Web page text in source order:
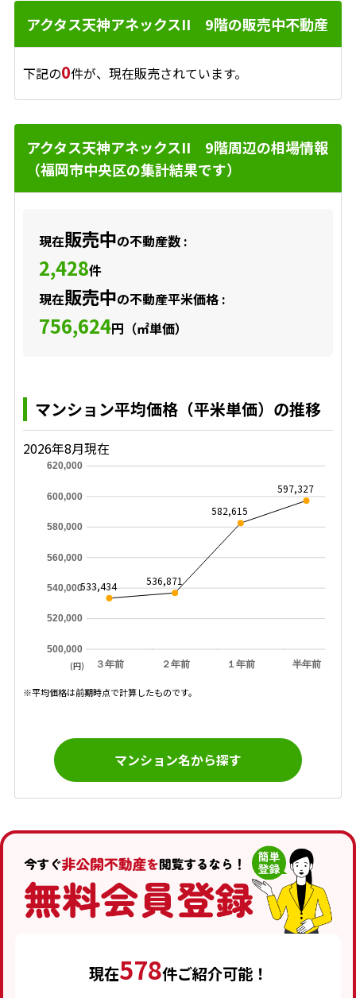
アクタス天神アネックスII 9階の販売中不動産
下記の0件が、現在販売されています。
アクタス天神アネックスII 9階周辺の相場情報
（福岡市中央区の集計結果です）
現在販売中の不動産数 :
2,428件
現在販売中の不動産平米価格 :
756,624円（㎡単価）
マンション平均価格（平米単価）の推移
2026年8月現在
３年前 ２年前 １年前 半年前
500,000
520,000
540,000
560,000
580,000
600,000
620,000
533,434 536,871
582,615
597,327
(円)
※平均価格は前期時点で計算したものです。
マンション名から探す
現在578件ご紹介可能！